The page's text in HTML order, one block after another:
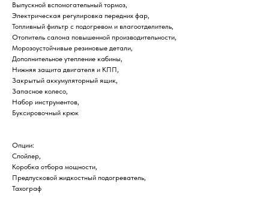
Выпускной вспомогательный тормоз,
Электрическая регулировка передних фар,
Топливный фильтр с подогревом и влагоотделитель,
Отопитель салона повышенной производительности,
Морозоустойчивые резиновые детали,
Дополнительное утепление кабины,
Нижняя защита двигателя и КПП,
Закрытый аккумуляторный ящик,
Запасное колесо,
Набор инструментов,
Буксировочный крюк
Опции:
Спойлер,
Коробка отбора мощности,
Предпусковой жидкостный подогреватель,
Тахограф